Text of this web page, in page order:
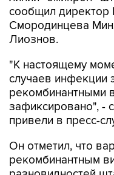
сообщил
Смородинцева
Лиознов.
"К настоящему
случаев инфекции
рекомбинантными
зафиксировано", -
привели в пресс-
Он отметил, что
рекомбинантным